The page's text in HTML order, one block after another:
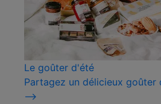
Le goûter d'été
Partagez un délicieux goûter
⟶